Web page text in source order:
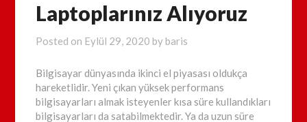
Laptoplarınız Alıyoruz
Posted on Eylül 29, 2020 by baris
Bilgisayar dünyasında ikinci el piyasası oldukça
hareketlidir. Yeni çıkan yüksek performans
bilgisayarları almak isteyenler kısa süre kullandıkları
bilgisayarları da satabilmektedir. Ya da uzun süre